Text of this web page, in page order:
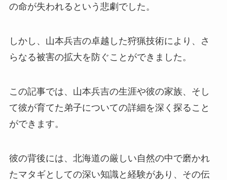
の命が失われるという悲劇でした。
しかし、山本兵吉の卓越した狩猟技術により、さ
らなる被害の拡大を防ぐことができました。
この記事では、山本兵吉の生涯や彼の家族、そし
て彼が育てた弟子についての詳細を深く探ること
ができます。
彼の背後には、北海道の厳しい自然の中で磨かれ
たマタギとしての深い知識と経験があり、その伝